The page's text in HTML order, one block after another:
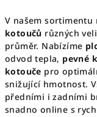
V našem sortimentu
kotoučů různých
průměr. Nabízíme
odvod tepla, pevné
kotouče pro
snižující hmotnost.
předními i zadními
snadno online s